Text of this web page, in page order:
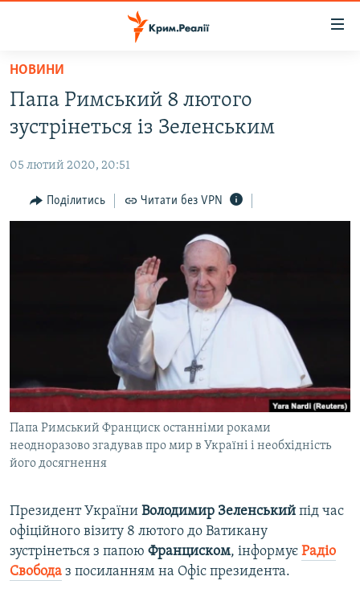
Перейти
основного
матеріалу
Перейти
до
навігації
Перейти
ВІДЕО ТА ФОТО
ПОЛІТИКА
БЛОГИ
ВІДЕОУРОКИ «ELIFBE»
СВІДЧЕННЯ ОКУПАЦІЇ
УКРАЇНСЬКА ПРОБЛЕМА КРИМУ
ІНФОГРАФІКА
ЯК ОБІЙТИ БЛОКУВАННЯ
Русский
Qırımtatar
ДОЛУЧАЙСЯ!
Усі сайти RFE/RL
НОВИНИ
Папа Римський 8 лютого
зустрінеться із Зеленським
05 лютий 2020, 20:51
Поділитись Читати без VPN
Папа Римський Франциск останніми роками
неодноразово згадував про мир в Україні і необхідність
його досягнення
Президент України Володимир Зеленський під час
офіційного візиту 8 лютого до Ватикану
зустрінеться з папою Франциском, інформує Радіо
Свобода з посиланням на Офіс президента.